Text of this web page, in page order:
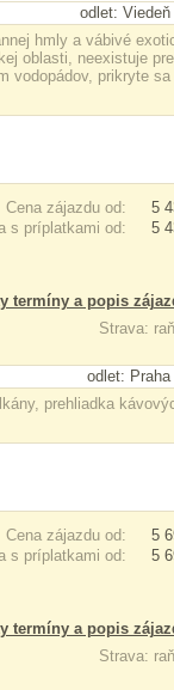
odlet: Viedeň
hmly a vábivé
oblasti, neexistuje pre
vodopádov, prikryte sa
Cena zájazdu od:
5
s príplatkami od:
5
termíny a popis
Strava:
odlet: Praha
prehliadka
Cena zájazdu od:
5
s príplatkami od:
5
termíny a popis
Strava: